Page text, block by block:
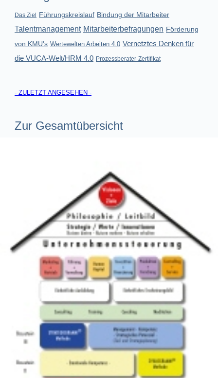
Das Ziel Führungskreislauf Bindung der Mitarbeiter
Talentmanagement Mitarbeiterbefragungen Förderung
von KMU's Wertewelten Arbeiten 4.0 Vernetztes Denken für
die VUCA-Welt/HRM 4.0 Prozessberater-Zertifikat
- ZULETZT ANGESEHEN -
Zur Gesamtübersicht